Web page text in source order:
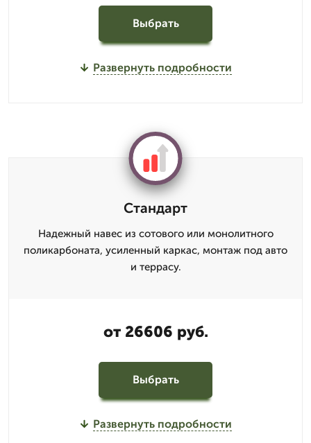
Выбрать
Развернуть подробности
Стандарт
Надежный навес из сотового или монолитного
поликарбоната, усиленный каркас, монтаж под авто
и террасу.
от 26606 руб.
Выбрать
Развернуть подробности